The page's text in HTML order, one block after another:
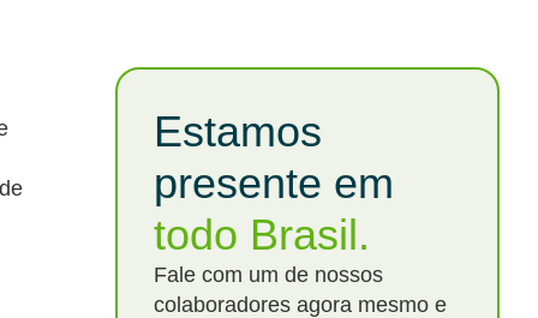
Estamos
presente em
todo Brasil.
Fale com um de nossos
colaboradores agora mesmo e